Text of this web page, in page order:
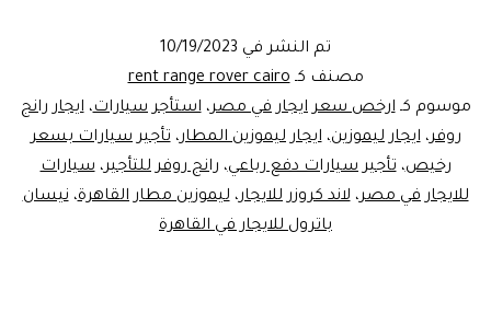
في
ليموزين
مصر
_01014555692
تم النشر في 10/19/2023
مصنف كـrent range rover cairo
موسوم كـارخص سعر ايجار في مصر،استأجر سيارات،ايجار رانج
روفر،ايجار ليموزين،ايجار ليموزين المطار،تأجير سيارات بسعر
رخيص،تأجير سيارات دفع رباعي، رانج روفر للتأجير،سيارات
للايجار في مصر،لاند كروزر للايجار،ليموزين مطار القاهرة،نيسان
باترول للايجار في القاهرة